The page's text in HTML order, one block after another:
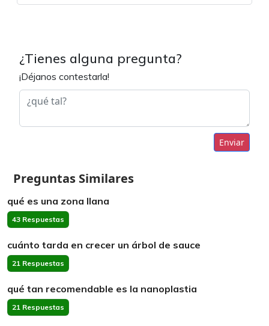
¿Tienes alguna pregunta?
¡Déjanos contestarla!
Enviar
Preguntas Similares
qué es una zona llana
43 Respuestas
cuánto tarda en crecer un árbol de sauce
21 Respuestas
qué tan recomendable es la nanoplastia
21 Respuestas